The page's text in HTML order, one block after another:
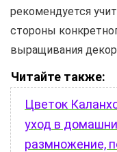
рекомендуется
стороны
выращивания
Читайте также:
Цветок
уход в
размножение,